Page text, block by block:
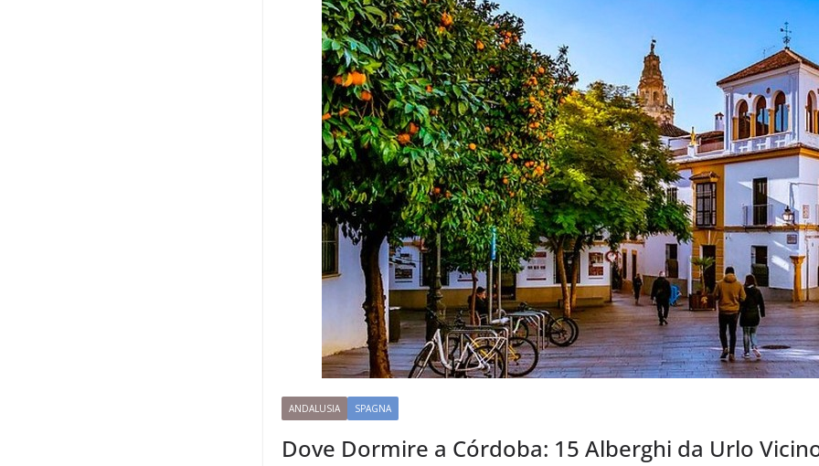
ANDALUSIA SPAGNA
Dove Dormire a Córdoba: 15 Alberghi da Urlo